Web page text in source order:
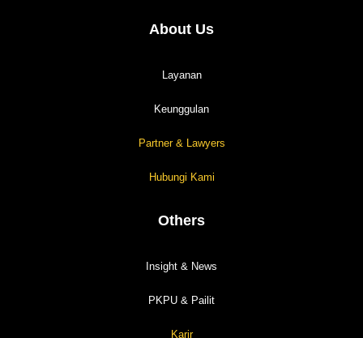
About Us
Layanan
Keunggulan
Partner & Lawyers
Hubungi Kami
Others
Insight & News
PKPU & Pailit
Karir